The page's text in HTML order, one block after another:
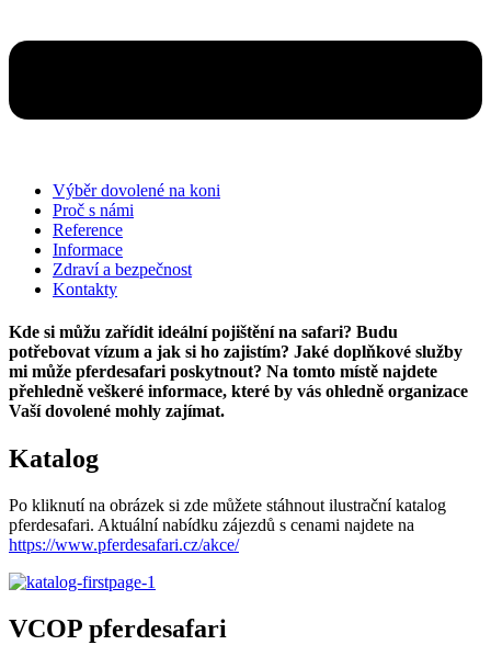
Výběr dovolené na koni
Proč s námi
Reference
Informace
Zdraví a bezpečnost
Kontakty
Kde si můžu zařídit ideální pojištění na safari? Budu
potřebovat vízum a jak si ho zajistím? Jaké doplňkové služby
mi může pferdesafari poskytnout? Na tomto místě najdete
přehledně veškeré informace, které by vás ohledně organizace
Vaší dovolené mohly zajímat.
Katalog
Po kliknutí na obrázek si zde můžete stáhnout ilustrační katalog
pferdesafari. Aktuální nabídku zájezdů s cenami najdete na
https://www.pferdesafari.cz/akce/
VCOP pferdesafari